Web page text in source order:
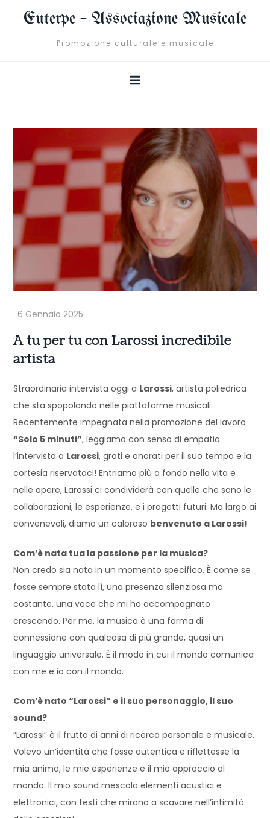
Euterpe – Associazione Musicale
Promozione culturale e musicale
A tu per tu con Larossi incredibile
artista
Straordinaria intervista oggi a Larossi, artista poliedrica
che sta spopolando nelle piattaforme musicali.
Recentemente impegnata nella promozione del lavoro
“Solo 5 minuti”, leggiamo con senso di empatia
l’intervista a Larossi, grati e onorati per il suo tempo e la
cortesia riservataci! Entriamo più a fondo nella vita e
nelle opere, Larossi ci condividerà con quelle che sono le
collaborazioni, le esperienze, e i progetti futuri. Ma largo ai
convenevoli, diamo un caloroso benvenuto a Larossi!
Com’è nata tua la passione per la musica?
Non credo sia nata in un momento specifico. È come se
fosse sempre stata lì, una presenza silenziosa ma
costante, una voce che mi ha accompagnato
crescendo. Per me, la musica è una forma di
connessione con qualcosa di più grande, quasi un
linguaggio universale. È il modo in cui il mondo comunica
con me e io con il mondo.
Com’è nato “Larossi” e il suo personaggio, il suo
sound?
“Larossi” è il frutto di anni di ricerca personale e musicale.
Volevo un’identità che fosse autentica e riflettesse la
mia anima, le mie esperienze e il mio approccio al
mondo. Il mio sound mescola elementi acustici e
elettronici, con testi che mirano a scavare nell’intimità